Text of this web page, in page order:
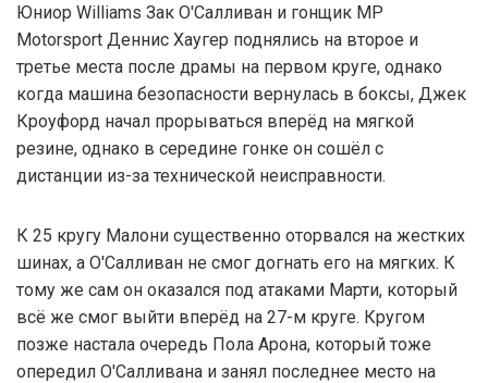
Юниор Williams Зак О'Салливан и гонщик MP
Motorsport Деннис Хаугер поднялись на второе и
третье места после драмы на первом круге, однако
когда машина безопасности вернулась в боксы, Джек
Кроуфорд начал прорываться вперёд на мягкой
резине, однако в середине гонке он сошёл с
дистанции из-за технической неисправности.
К 25 кругу Малони существенно оторвался на жестких
шинах, а О'Салливан не смог догнать его на мягких. К
тому же сам он оказался под атаками Марти, который
всё же смог выйти вперёд на 27-м круге. Кругом
позже настала очередь Пола Арона, который тоже
опередил О'Салливана и занял последнее место на